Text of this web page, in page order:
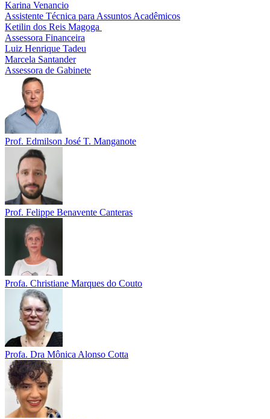
Karina Venancio
Assistente Técnica para Assuntos Acadêmicos
Ketilin dos Reis Magoga
Assessora Financeira
Luiz Henrique Tadeu
Marcela Santander
Assessora de Gabinete
Prof. Edmilson José T. Manganote
Prof. Felippe Benavente Canteras
Profa. Christiane Marques do Couto
Profa. Dra Mônica Alonso Cotta